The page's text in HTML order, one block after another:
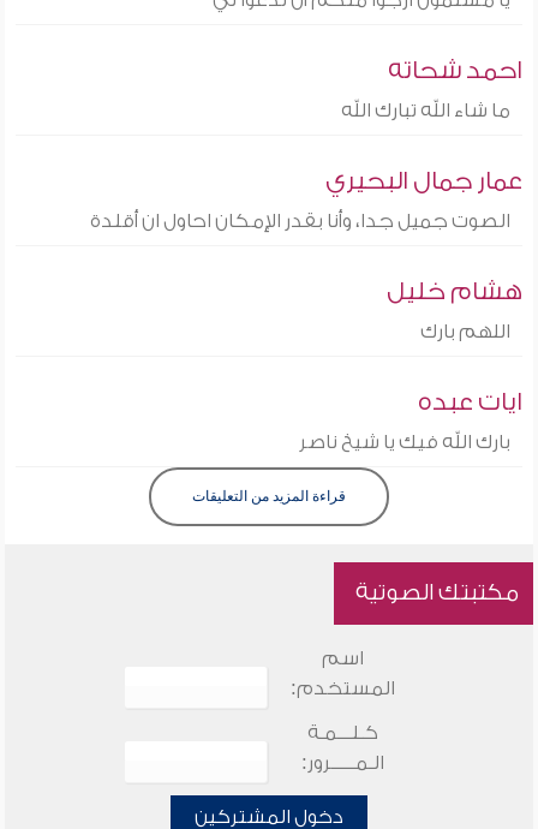
احمد شحاته
ما شاء الله تبارك الله
عمار جمال البحيري
الصوت جميل جدا، وأنا بقدر الإمكان احاول ان أقلدة
هشام خليل
اللهم بارك
ايات عبده
بارك الله فيك يا شيخ ناصر
قراءة المزيد من التعليقات
مكتبتك الصوتية
اسم
المستخدم:
كـلـــمـة
الـمـــــرور:
دخول المشتركين